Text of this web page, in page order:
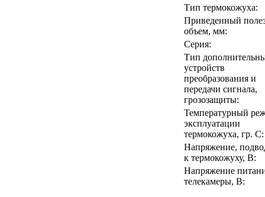
Тип термокожуха:
Приведенный
объем, мм:
Серия:
Тип
устройств
преобразования и
передачи сигнала,
грозозащиты:
Температурный
эксплуатации
термокожуха, гр. С:
Напряжение,
к термокожуху, В:
Напряжение
телекамеры, В: